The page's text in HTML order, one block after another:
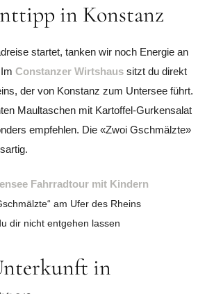
in Konstanz
startet, tanken wir noch Energie an
Constanzer Wirtshaus sitzt du direkt
der von Konstanz zum Untersee führt.
Maultaschen mit Kartoffel-Gurkensalat
empfehlen. Die «Zwoi Gschmälzte»
am Ufer des Rheins
dir nicht entgehen lassen
in